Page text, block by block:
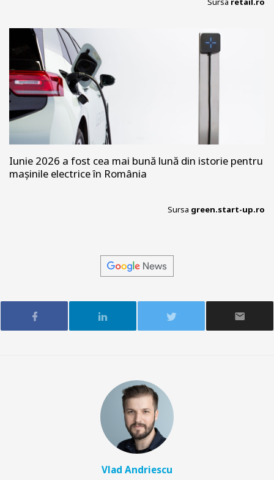
Iunie 2026 a fost cea mai bună lună din istorie pentru
mașinile electrice în România
Sursa green.start-up.ro
Vlad Andriescu